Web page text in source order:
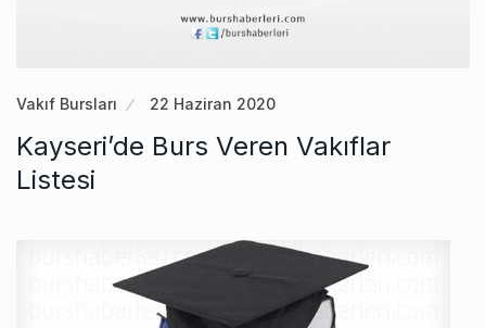
Vakıf Bursları 22 Haziran 2020
Kayseri’de Burs Veren Vakıflar
Listesi